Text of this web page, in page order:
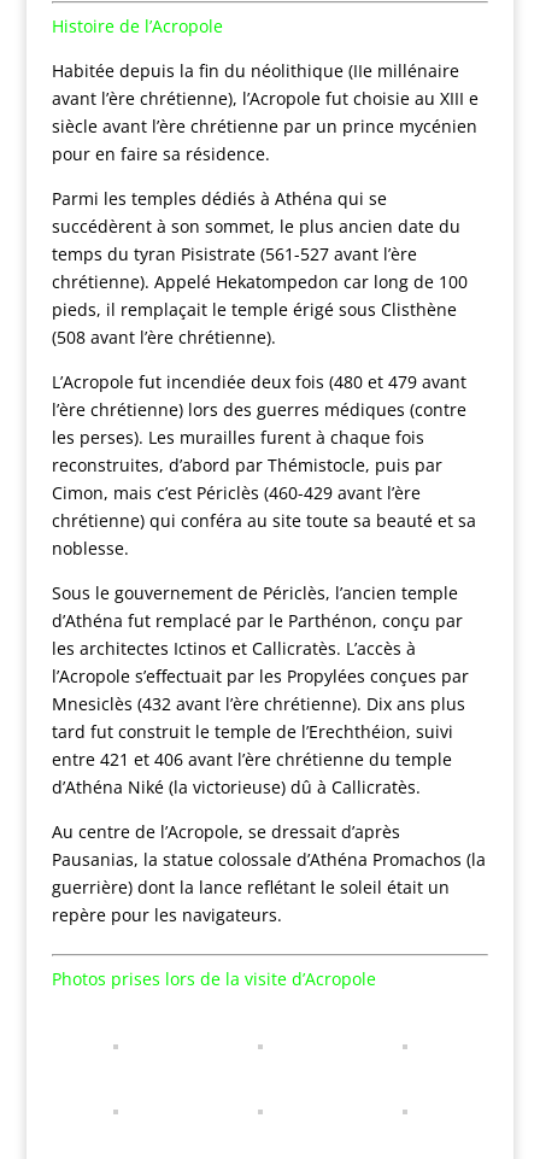
Histoire de l’Acropole
Habitée depuis la fin du néolithique (IIe millénaire
avant l’ère chrétienne), l’Acropole fut choisie au XIII e
siècle avant l’ère chrétienne par un prince mycénien
pour en faire sa résidence.
Parmi les temples dédiés à Athéna qui se
succédèrent à son sommet, le plus ancien date du
temps du tyran Pisistrate (561-527 avant l’ère
chrétienne). Appelé Hekatompedon car long de 100
pieds, il remplaçait le temple érigé sous Clisthène
(508 avant l’ère chrétienne).
L’Acropole fut incendiée deux fois (480 et 479 avant
l’ère chrétienne) lors des guerres médiques (contre
les perses). Les murailles furent à chaque fois
reconstruites, d’abord par Thémistocle, puis par
Cimon, mais c’est Périclès (460-429 avant l’ère
chrétienne) qui conféra au site toute sa beauté et sa
noblesse.
Sous le gouvernement de Périclès, l’ancien temple
d’Athéna fut remplacé par le Parthénon, conçu par
les architectes Ictinos et Callicratès. L’accès à
l’Acropole s’effectuait par les Propylées conçues par
Mnesiclès (432 avant l’ère chrétienne). Dix ans plus
tard fut construit le temple de l’Erechthéion, suivi
entre 421 et 406 avant l’ère chrétienne du temple
d’Athéna Niké (la victorieuse) dû à Callicratès.
Au centre de l’Acropole, se dressait d’après
Pausanias, la statue colossale d’Athéna Promachos (la
guerrière) dont la lance reflétant le soleil était un
repère pour les navigateurs.
Photos prises lors de la visite d’Acropole